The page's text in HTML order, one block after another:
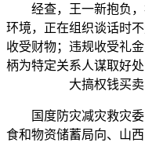
经查，王一新抱负，
环境，正在组织谈话时
收受财物；违规收受礼
柄为特定关系人谋取好
大搞权钱买
国度防灾减灾救灾委
食和物资储蓄局向、山